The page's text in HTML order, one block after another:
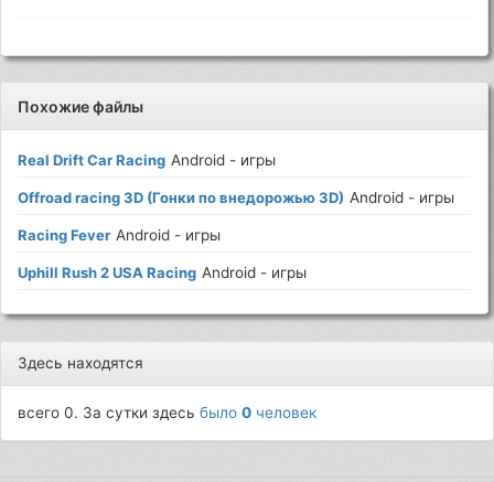
Похожие файлы
Real Drift Car Racing Android - игры
Offroad racing 3D (Гонки по внедорожью 3D) Android - игры
Racing Fever Android - игры
Uphill Rush 2 USA Racing Android - игры
Здесь находятся
всего 0. За сутки здесьбыло0 человек